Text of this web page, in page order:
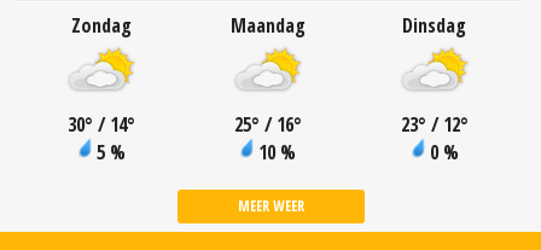
Zondag
30° / 14°
5 %
Maandag
25° / 16°
10 %
Dinsdag
23° / 12°
0 %
MEER WEER